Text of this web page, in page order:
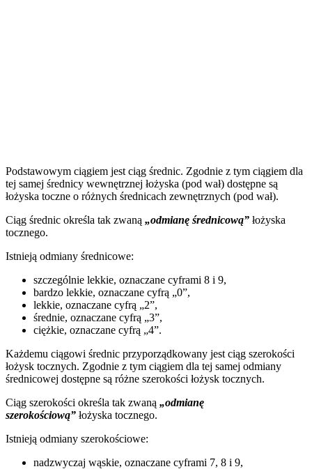
Podstawowym ciągiem jest ciąg średnic. Zgodnie z tym ciągiem dla
tej samej średnicy wewnętrznej łożyska (pod wał) dostępne są
łożyska toczne o różnych średnicach zewnętrznych (pod wał).
Ciąg średnic określa tak zwaną „odmianę średnicową” łożyska
tocznego.
Istnieją odmiany średnicowe:
szczególnie lekkie, oznaczane cyframi 8 i 9,
bardzo lekkie, oznaczane cyfrą „0”,
lekkie, oznaczane cyfrą „2”,
średnie, oznaczane cyfrą „3”,
ciężkie, oznaczane cyfrą „4”.
Każdemu ciągowi średnic przyporządkowany jest ciąg szerokości
łożysk tocznych. Zgodnie z tym ciągiem dla tej samej odmiany
średnicowej dostępne są różne szerokości łożysk tocznych.
Ciąg szerokości określa tak zwaną „odmianę
szerokościową” łożyska tocznego.
Istnieją odmiany szerokościowe:
nadzwyczaj wąskie, oznaczane cyframi 7, 8 i 9,